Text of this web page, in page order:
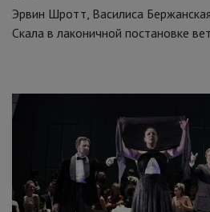
Эрвин Шротт, Василиса
Скала в лаконичной постановке